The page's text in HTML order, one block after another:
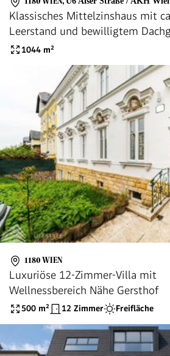
Klassisches Mittelzinshaus mit
Leerstand und bewilligtem
Ausbau sowie sieben
1044 m²
1180 WIEN
Luxuriöse 12-Zimmer-Villa mit
Wellnessbereich Nähe Gersthof
500 m² 12 Zimmer Freifläche